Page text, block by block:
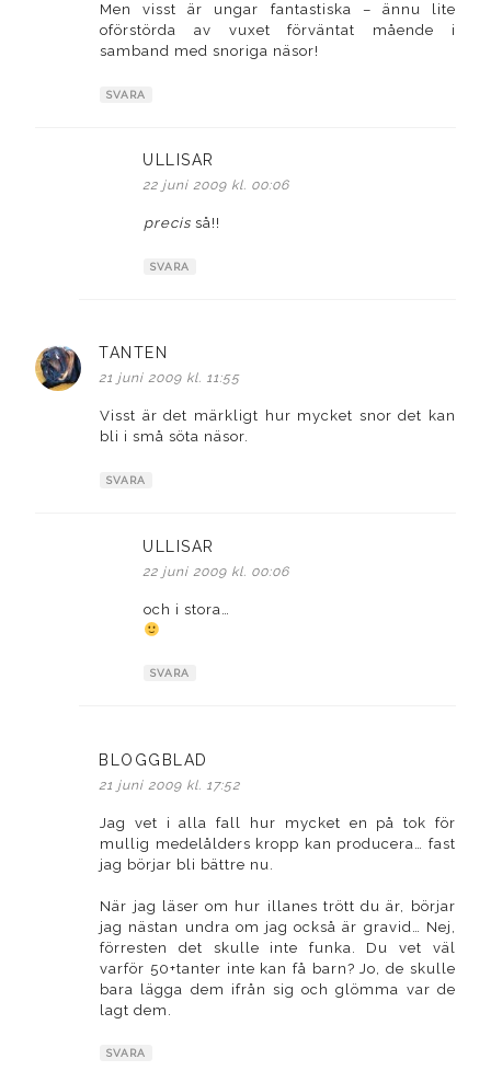
Men visst är ungar fantastiska – ännu lite
oförstörda av vuxet förväntat mående i
samband med snoriga näsor!
SVARA
ULLISAR
22 juni 2009 kl. 00:06
precis så!!
SVARA
TANTEN
21 juni 2009 kl. 11:55
Visst är det märkligt hur mycket snor det kan
bli i små söta näsor.
SVARA
ULLISAR
22 juni 2009 kl. 00:06
och i stora…
SVARA
BLOGGBLAD
21 juni 2009 kl. 17:52
Jag vet i alla fall hur mycket en på tok för
mullig medelålders kropp kan producera… fast
jag börjar bli bättre nu.
När jag läser om hur illanes trött du är, börjar
jag nästan undra om jag också är gravid… Nej,
förresten det skulle inte funka. Du vet väl
varför 50+tanter inte kan få barn? Jo, de skulle
bara lägga dem ifrån sig och glömma var de
lagt dem.
SVARA